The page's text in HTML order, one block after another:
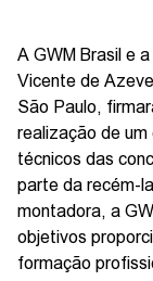
A GWM Brasil e
Vicente de
São Paulo,
realização de
técnicos das
parte da recém-
montadora, a
objetivos
formação